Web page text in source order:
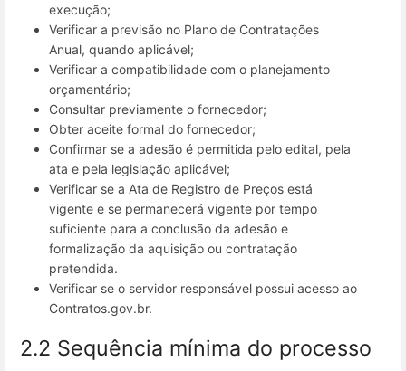
execução;
Verificar a previsão no Plano de Contratações
Anual, quando aplicável;
Verificar a compatibilidade com o planejamento
orçamentário;
Consultar previamente o fornecedor;
Obter aceite formal do fornecedor;
Confirmar se a adesão é permitida pelo edital, pela
ata e pela legislação aplicável;
Verificar se a Ata de Registro de Preços está
vigente e se permanecerá vigente por tempo
suficiente para a conclusão da adesão e
formalização da aquisição ou contratação
pretendida.
Verificar se o servidor responsável possui acesso ao
Contratos.gov.br.
2.2 Sequência mínima do processo